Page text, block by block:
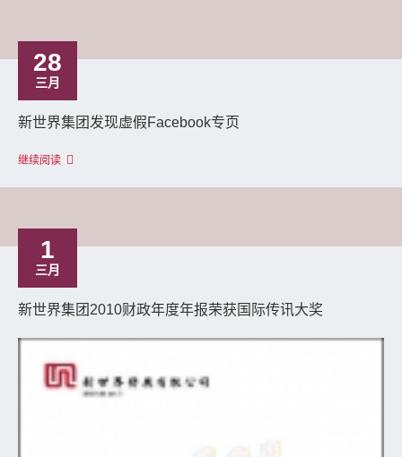
28
三月
新世界集团发现虚假Facebook专页
继续阅读
1
三月
新世界集团2010财政年度年报荣获国际传讯大奖